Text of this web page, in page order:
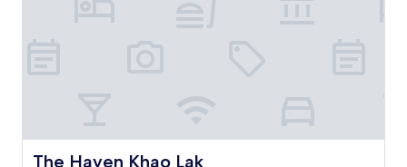
The Haven Khao Lak
The Haven Khao Lak